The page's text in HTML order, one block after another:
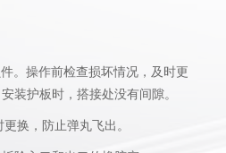
。操作前检查损坏情况，及时更
装护板时，搭接处没有间隙。
换，防止弹丸飞出。